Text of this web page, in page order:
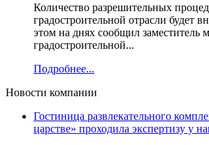
Количество разрешительных
градостроительной отрасли будет
этом на днях сообщил заместитель
градостроительной...
Подробнее...
Новости компании
Гостиница развлекательного
царстве» проходила экспертизу у